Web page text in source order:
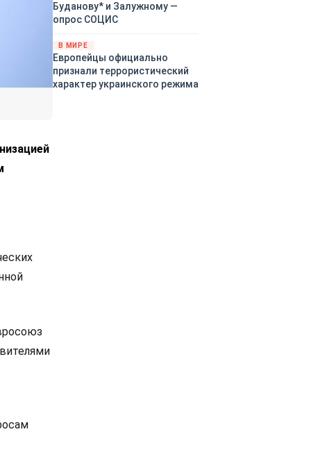
Буданову* и Залужному —
опрос СОЦИС
В МИРЕ
Европейцы официально
признали террористический
характер украинского режима